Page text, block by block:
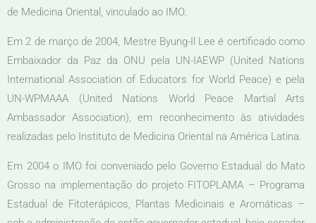
de Medicina Oriental, vinculado ao IMO.
Em 2 de março de 2004, Mestre Byung-Il Lee é certificado como
Embaixador da Paz da ONU pela UN-IAEWP (United Nations
International Association of Educators for World Peace) e pela
UN-WPMAAA (United Nations World Peace Martial Arts
Ambassador Association), em reconhecimento às atividades
realizadas pelo Instituto de Medicina Oriental na América Latina.
Em 2004 o IMO foi conveniado pelo Governo Estadual do Mato
Grosso na implementação do projeto FITOPLAMA – Programa
Estadual de Fitoterápicos, Plantas Medicinais e Aromáticas –